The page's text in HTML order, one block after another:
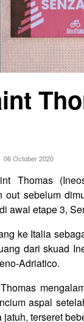
06 October 2020
Thomas
out sebelum
awal etape 3,
ke Italia
dari skuad
Adriatico.
aspal
jatuh, terseret